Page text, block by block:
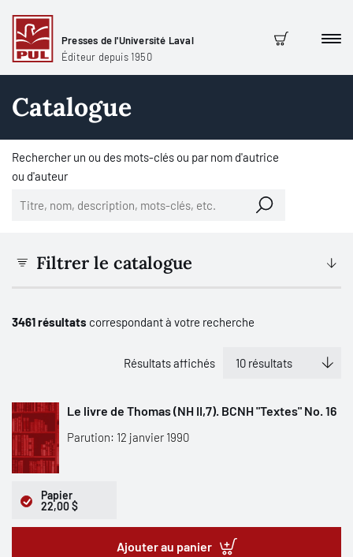
Presses de l'Université Laval
Éditeur depuis 1950
Panier
Catalogue
Rechercher un ou des mots-clés ou par nom d'autrice
ou d'auteur
Filtrer le catalogue
3461 résultats correspondant à votre recherche
Résultats affichés
Le livre de Thomas (NH II,7). BCNH "Textes" No. 16
Parution: 12 janvier 1990
Papier
22,00 $
Ajouter au panier